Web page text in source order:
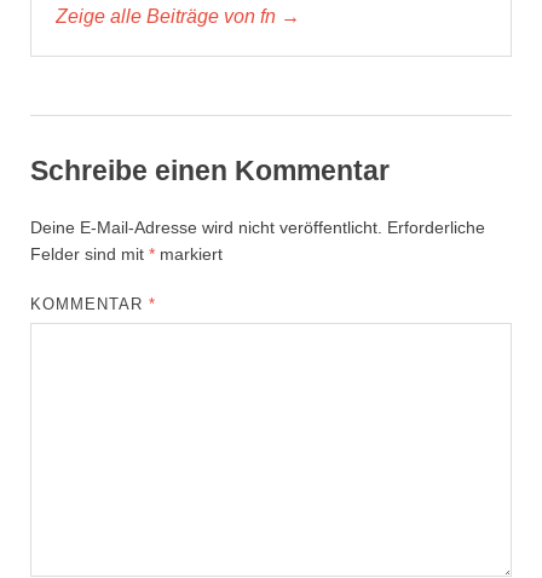
Zeige alle Beiträge von fn →
Schreibe einen Kommentar
Deine E-Mail-Adresse wird nicht veröffentlicht. Erforderliche
Felder sind mit * markiert
KOMMENTAR*